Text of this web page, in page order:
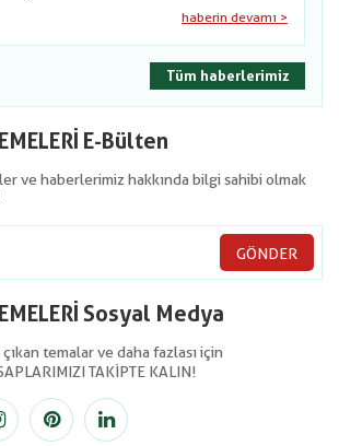
haberin devamı >
Tüm haberlerimiz
E-Bülten
ve haberlerimiz hakkında bilgi sahibi olmak
GÖNDER
Sosyal Medya
temalar ve daha fazlası için
TAKİPTE KALIN!